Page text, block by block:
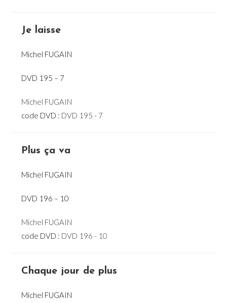
Je laisse
Michel FUGAIN
DVD 195 – 7
Michel FUGAIN
code DVD : DVD 195 - 7
Plus ça va
Michel FUGAIN
DVD 196 – 10
Michel FUGAIN
code DVD : DVD 196 - 10
Chaque jour de plus
Michel FUGAIN